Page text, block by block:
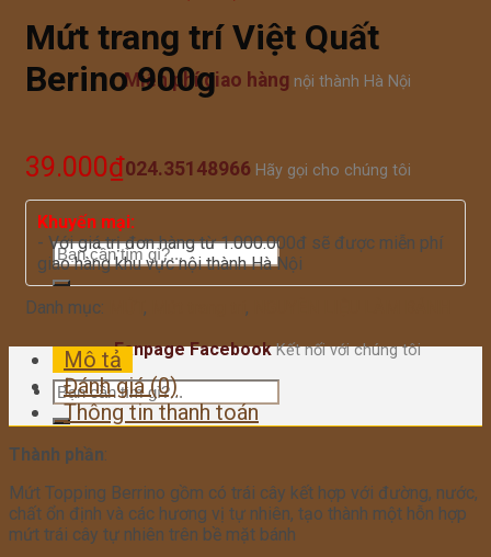
Miễn phí giao hàng nội thành Hà Nội
024.35148966 Hãy gọi cho chúng tôi
Fanpage Facebook Kết nối với chúng tôi
Mứt trang trí Việt Quất
Berino 900g
39.000₫
Khuyến mại:
- Với giá trị đơn hàng từ 1.000.000đ sẽ được miễn phí
giao hàng khu vực nội thành Hà Nội
Danh mục: , ,
Mô tả
Đánh giá (0)
Thông tin thanh toán
Thành phần:
Mứt Topping Berrino gồm có trái cây kết hợp với đường, nước,
chất ổn định và các hương vị tự nhiên, tạo thành một hỗn hợp
mứt trái cây tự nhiên trên bề mặt bánh